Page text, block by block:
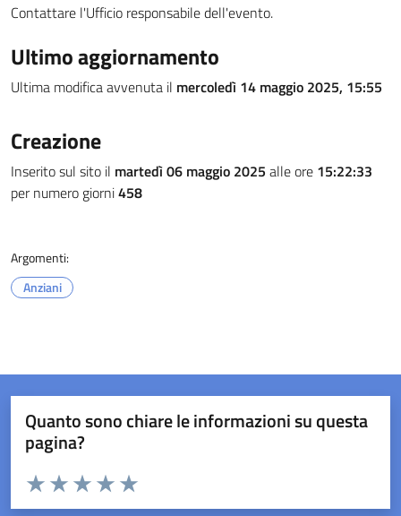
Contattare l'Ufficio responsabile dell'evento.
Ultimo aggiornamento
Ultima modifica avvenuta il mercoledì 14 maggio 2025, 15:55
Creazione
Inserito sul sito il martedì 06 maggio 2025 alle ore 15:22:33
per numero giorni458
Argomenti:
Anziani
Quanto sono chiare le informazioni su questa
pagina?
Valuta da 1 a 5 stelle la pagina
Valuta 5 stelle su 5
Valuta 4 stelle su 5
Valuta 3 stelle su 5
Valuta 2 stelle su 5
Valuta 1 stelle su 5